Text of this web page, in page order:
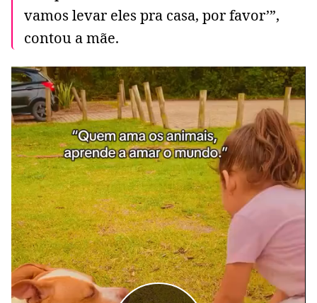
vamos levar eles pra casa, por favor’”,
contou a mãe.